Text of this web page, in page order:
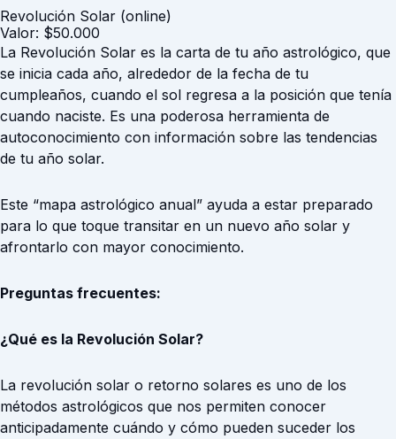
Revolución Solar (online)
Valor: $50.000
La Revolución Solar es la carta de tu año astrológico, que
se inicia cada año, alrededor de la fecha de tu
cumpleaños, cuando el sol regresa a la posición que tenía
cuando naciste. Es una poderosa herramienta de
autoconocimiento con información sobre las tendencias
de tu año solar.
Este “mapa astrológico anual” ayuda a estar preparado
para lo que toque transitar en un nuevo año solar y
afrontarlo con mayor conocimiento.
Preguntas frecuentes:
¿Qué es la Revolución Solar?
La revolución solar o retorno solares es uno de los
métodos astrológicos que nos permiten conocer
anticipadamente cuándo y cómo pueden suceder los